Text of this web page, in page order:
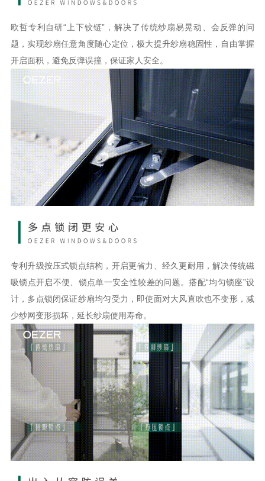
欧哲专利自研“上下铰链”，解决了传统纱扇易晃动、会反弹的问
题，实现纱扇任意角度随心定位，极大提升纱扇稳固性，自由掌握
开启面积，避免反弹误撞，保证家人安全。
专利升级按压式锁点结构，开启更省力、经久更耐用，解决传统磁
吸锁点开启不便、锁点单一安全性较差的问题。搭配“均匀锁座”设
计，多点锁闭保证纱扇均匀受力，即使面对大风直吹也不变形，减
少纱网变形损坏，延长纱扇使用寿命。